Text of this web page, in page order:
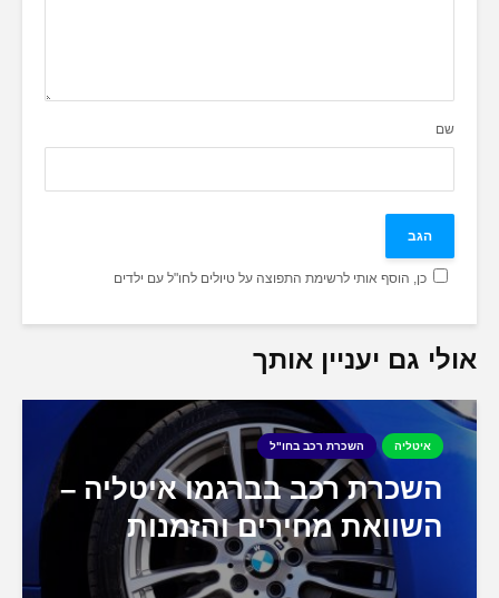
שם
כן, הוסף אותי לרשימת התפוצה על טיולים לחו"ל עם ילדים
אולי גם יעניין אותך
איטליה השכרת רכב בחו"ל
השכרת רכב בברגמו איטליה –
השוואת מחירים והזמנות